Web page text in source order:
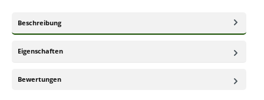
Beschreibung
Eigenschaften
Bewertungen